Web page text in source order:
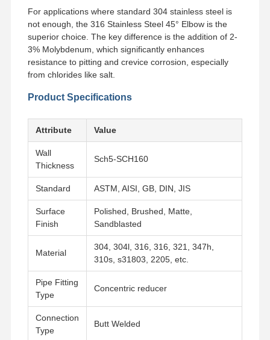
Страница
For applications where standard 304 stainless steel is
not enough, the 316 Stainless Steel 45° Elbow is the
superior choice. The key difference is the addition of 2-
3% Molybdenum, which significantly enhances
resistance to pitting and crevice corrosion, especially
from chlorides like salt.
Product Specifications
Attribute Value
Wall
Thickness
Sch5-SCH160
Standard ASTM, AISI, GB, DIN, JIS
Surface
Finish
Polished, Brushed, Matte,
Sandblasted
Material
304, 304l, 316, 316, 321, 347h,
310s, s31803, 2205, etc.
Pipe Fitting
Type
Concentric reducer
Connection
Type
Butt Welded